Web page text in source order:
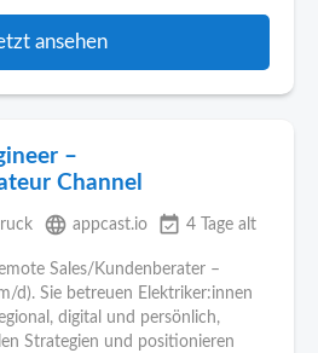
ansehen
–
Channel
language appcast.io event_available 4 Tage alt
Sales/Kundenberater –
d). Sie betreuen Elektriker:innen
digital und persönlich,
Strategien und positionieren